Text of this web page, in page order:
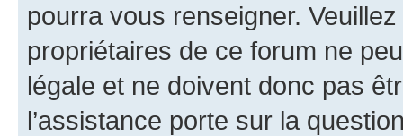
pourra vous renseigner.
propriétaires de ce forum ne
légale et ne doivent donc pas
l’assistance porte sur la